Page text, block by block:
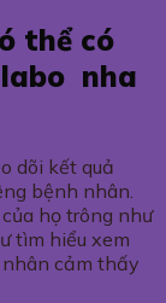
thể có
nha
dõi kết quả
bệnh nhân.
họ trông như
tìm hiểu xem
cảm thấy